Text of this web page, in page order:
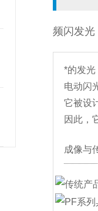
频闪发光
*的发
电动闪
它被设
因此，
成像与